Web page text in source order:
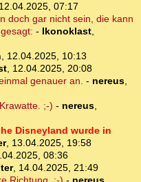
12.04.2025, 07:17
doch gar nicht sein, die kann
- Ikonoklast,
, 12.04.2025, 10:13
, 12.04.2025, 20:08
genauer an. - nereus,
;-) - nereus,
Disneyland wurde in
, 13.04.2025, 19:58
08:36
, 14.04.2025, 21:49